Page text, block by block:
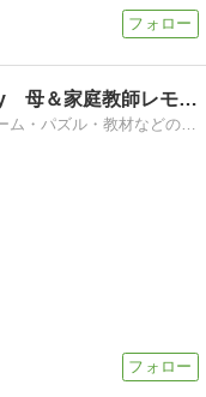
頭の良い子を育てる！レシピ by 母＆家庭教師レモネード
頭の良い子を育てるヒント＆ボードゲーム・パズル・教材などの紹介。幼児〜小低学年では細切れ学習よりも、得意なこと、好きなことにじっくり取り組ませてあげて下さい。